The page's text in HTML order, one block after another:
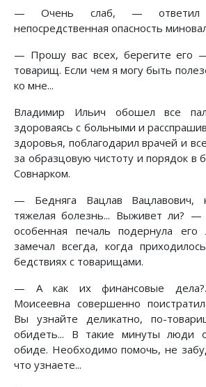
— Очень слаб, —
непосредственная опасность
— Прошу вас всех, берегите его
товарищ. Если чем я могу быть
ко мне...
Владимир Ильич обошел все
здороваясь с больными и
здоровья, поблагодарил врачей и
за образцовую чистоту и порядок в
Совнарком.
— Бедняга Вацлав Вацлавович,
тяжелая болезнь... Выживет ли?
особенная печаль подернула
замечал всегда, когда
бедствиях с товарищами.
— А как их финансовые
Моисеевна совершенно
Вы узнайте деликатно, по-
обидеть... В такие минуты люди
обиде. Необходимо помочь, не
что узнаете...